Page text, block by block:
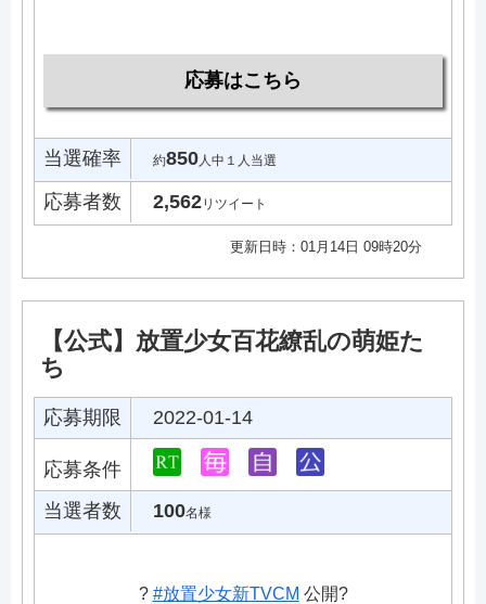
応募はこちら
当選確率 約850 人中１人当選
応募者数 2,562リツイート
更新日時：01月14日 09時20分
【公式】放置少女百花繚乱の萌姫た
ち
応募期限 2022-01-14
応募条件
当選者数
100名様
? #放置少女新TVCM 公開?